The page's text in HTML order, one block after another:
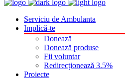
Serviciu de Ambulanta
Implică-te
Donează
Donează produse
Fii voluntar
Redirecționează 3.5%
Proiecte